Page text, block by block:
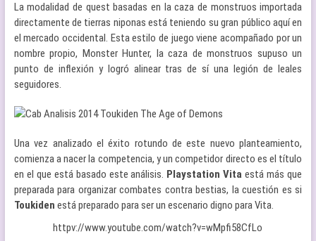
La modalidad de quest basadas en la caza de monstruos importada
directamente de tierras niponas está teniendo su gran público aquí en
el mercado occidental. Esta estilo de juego viene acompañado por un
nombre propio, Monster Hunter, la caza de monstruos supuso un
punto de inflexión y logró alinear tras de sí una legión de leales
seguidores.
Una vez analizado el éxito rotundo de este nuevo planteamiento,
comienza a nacer la competencia, y un competidor directo es el título
en el que está basado este análisis. Playstation Vita está más que
preparada para organizar combates contra bestias, la cuestión es si
Toukiden está preparado para ser un escenario digno para Vita.
httpv://www.youtube.com/watch?v=wMpfi58CfLo